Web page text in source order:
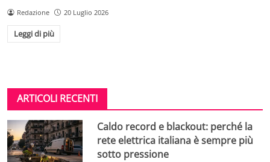
Redazione 20 Luglio 2026
Leggi di più
ARTICOLI RECENTI
Caldo record e blackout: perché la
rete elettrica italiana è sempre più
sotto pressione